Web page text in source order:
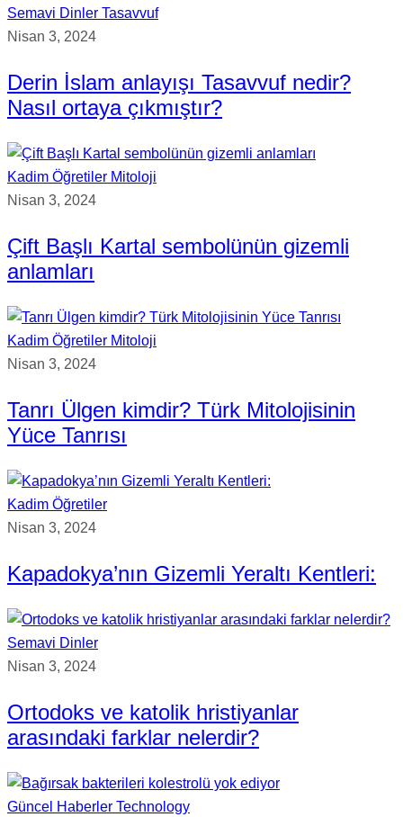
Semavi Dinler Tasavvuf
Nisan 3, 2024
Derin İslam anlayışı Tasavvuf nedir?
Nasıl ortaya çıkmıştır?
Kadim Öğretiler Mitoloji
Nisan 3, 2024
Çift Başlı Kartal sembolünün gizemli
anlamları
Kadim Öğretiler Mitoloji
Nisan 3, 2024
Tanrı Ülgen kimdir? Türk Mitolojisinin
Yüce Tanrısı
Kadim Öğretiler
Nisan 3, 2024
Kapadokya’nın Gizemli Yeraltı Kentleri:
Semavi Dinler
Nisan 3, 2024
Ortodoks ve katolik hristiyanlar
arasındaki farklar nelerdir?
Güncel Haberler Technology